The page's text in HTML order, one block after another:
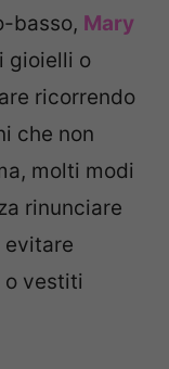
basso, Mary
gioielli o
ricorrendo
che non
molti modi
rinunciare
evitare
o vestiti